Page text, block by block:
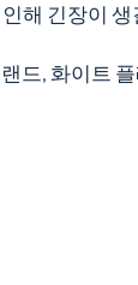
해 긴장이
, 화이트